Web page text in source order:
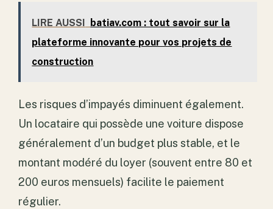
LIRE AUSSI
batiav.com : tout savoir sur la
plateforme innovante pour vos projets de
construction
Les risques d’impayés diminuent également.
Un locataire qui possède une voiture dispose
généralement d’un budget plus stable, et le
montant modéré du loyer (souvent entre 80 et
200 euros mensuels) facilite le paiement
régulier.